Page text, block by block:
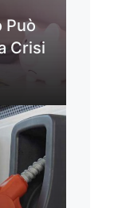
Può
Crisi